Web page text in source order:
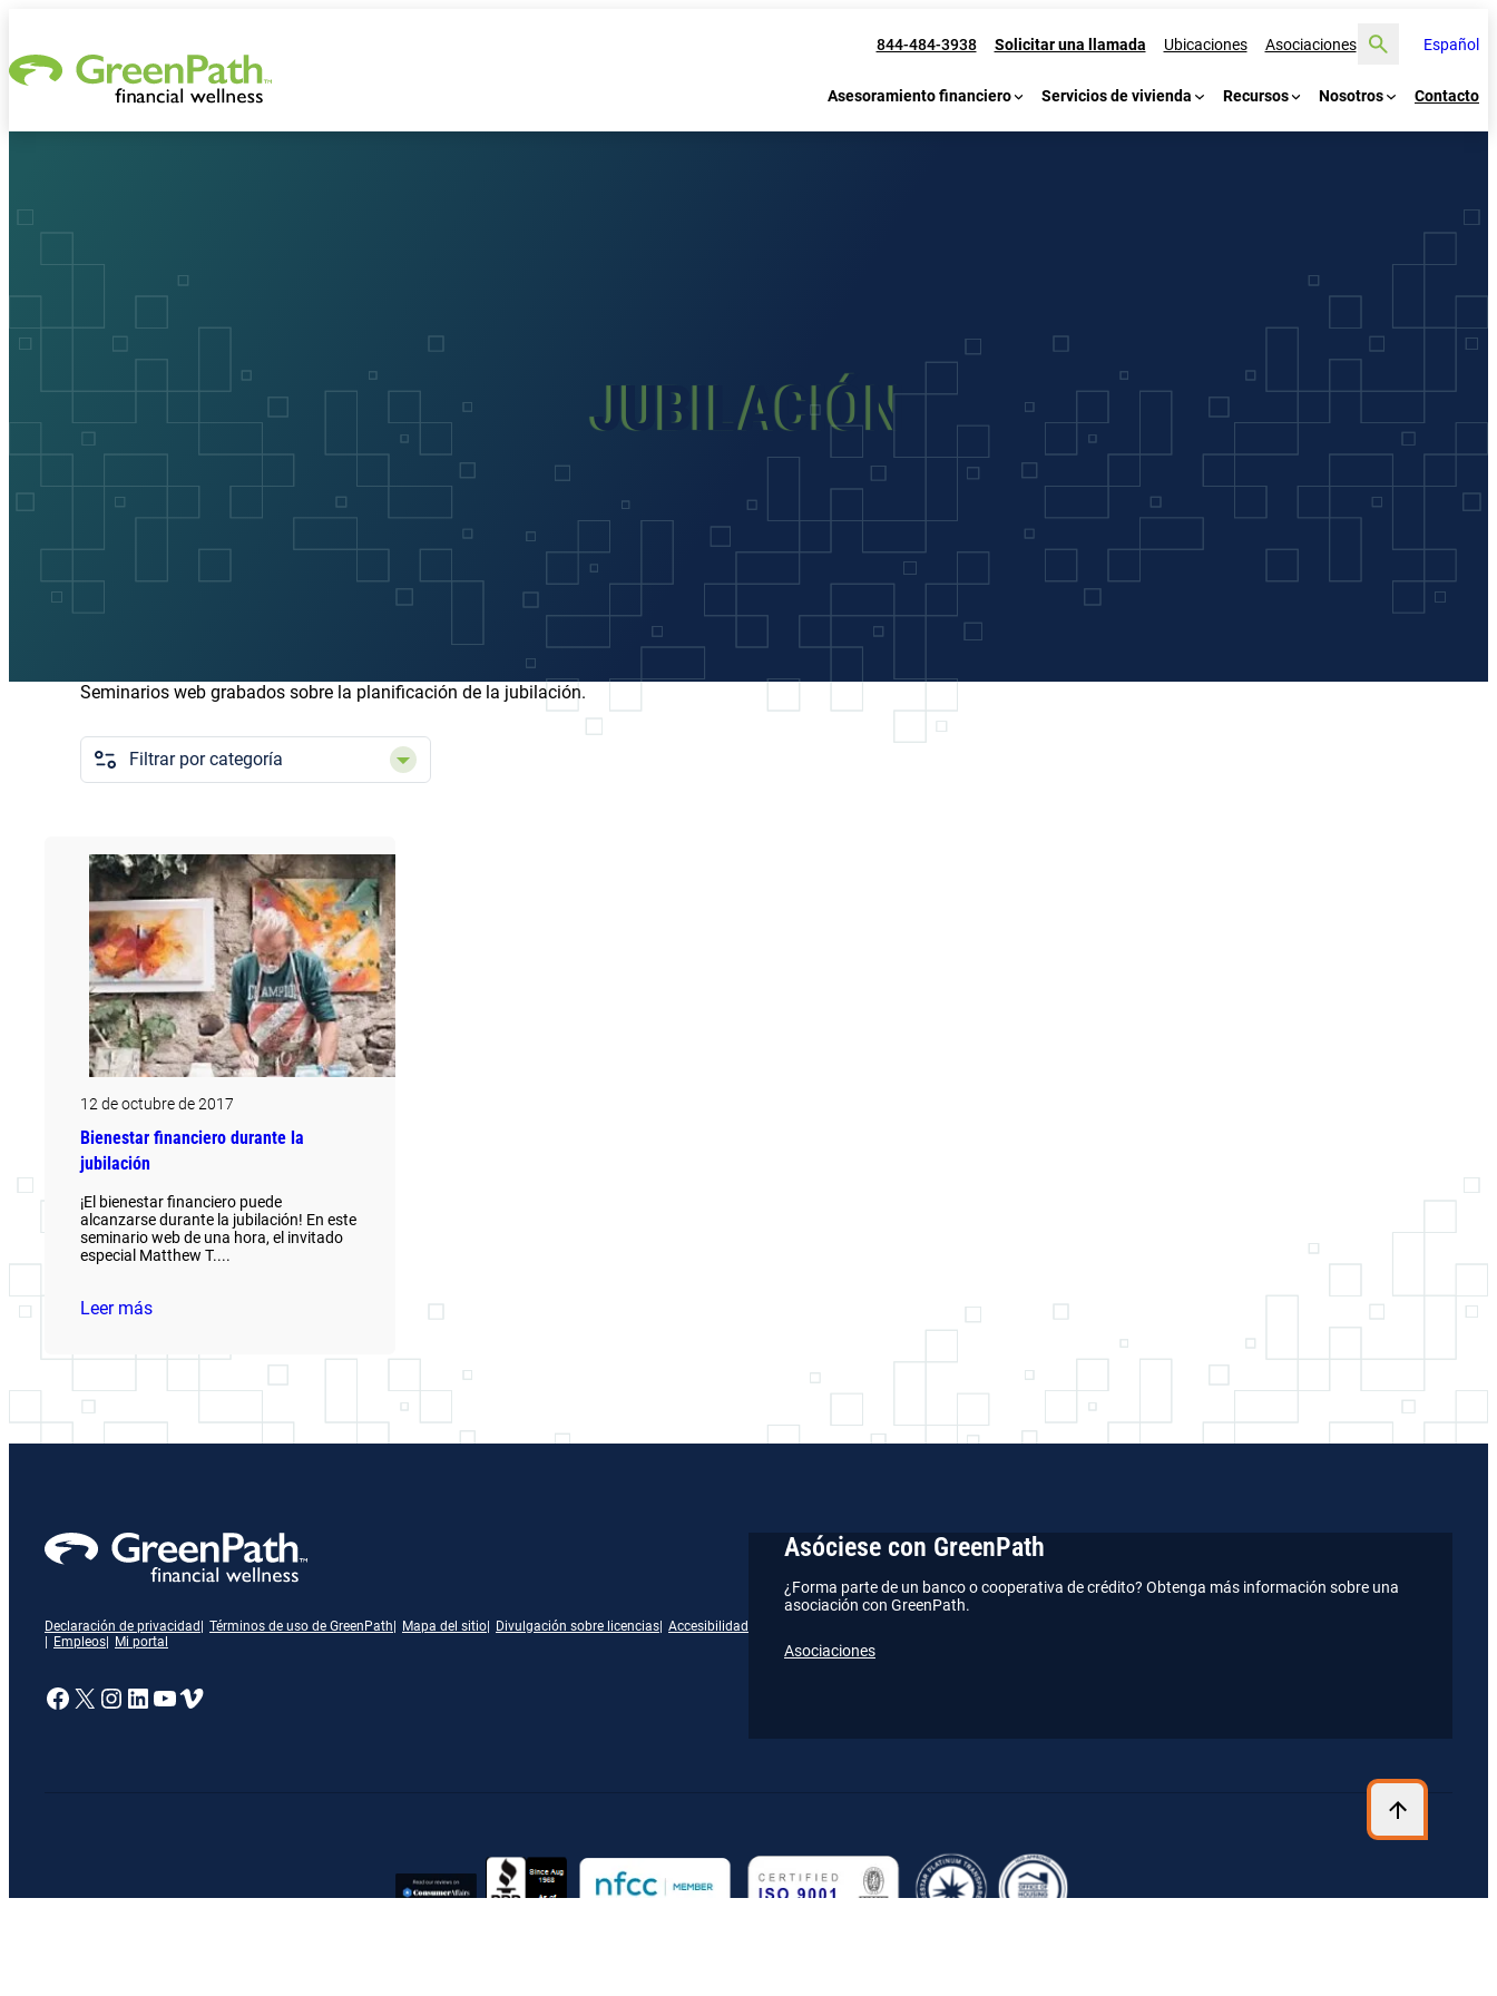
Español
844-484-3938 Solicitar una llamada Ubicaciones Asociaciones
Buscar
Asesoramiento financiero Servicios de vivienda Recursos Nosotros Contacto
JUBILACIÓN
Seminarios web grabados sobre la planificación de la jubilación.
Categorías
12 de octubre de 2017
Bienestar financiero durante la
jubilación
¡El bienestar financiero puede
alcanzarse durante la jubilación! En este
seminario web de una hora, el invitado
especial Matthew T....
Leer más
Declaración de privacidad Términos de uso de GreenPath Mapa del sitio Divulgación sobre licencias Accesibilidad
Empleos
Mi portal
Enlace a nuestra página de Facebook
X Enlace a nuestra página de Instagram
Enlace a nuestra página de LinkedIn
Enlace a nuestra página de YouTube
Vimeo
Asóciese con GreenPath
¿Forma parte de un banco o cooperativa de crédito? Obtenga más información sobre una
asociación con GreenPath.
Asociaciones